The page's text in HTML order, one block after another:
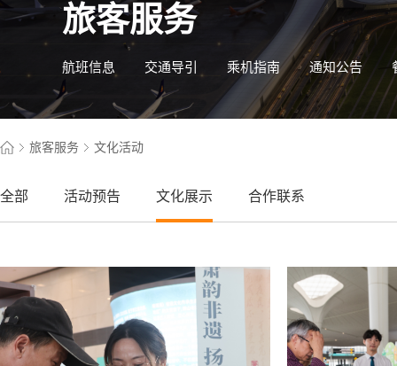
旅客服务
航班信息 交通导引 乘机指南 通知公告
旅客服务 文化活动
全部 活动预告 文化展示 合作联系